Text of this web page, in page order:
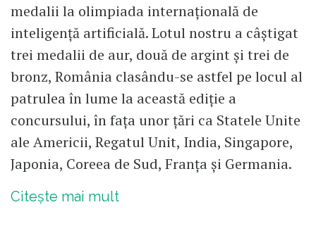
medalii la olimpiada internațională de
inteligență artificială. Lotul nostru a câștigat
trei medalii de aur, două de argint și trei de
bronz, România clasându-se astfel pe locul al
patrulea în lume la această ediție a
concursului, în fața unor țări ca Statele Unite
ale Americii, Regatul Unit, India, Singapore,
Japonia, Coreea de Sud, Franța și Germania.
Citește mai mult